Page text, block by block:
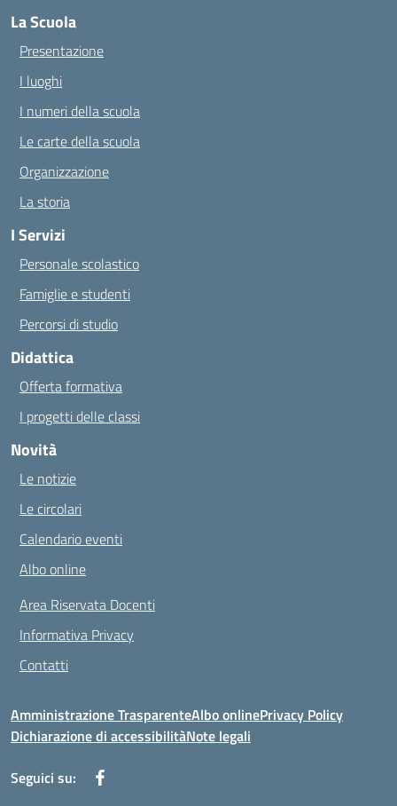
La Scuola
Presentazione
I luoghi
I numeri della scuola
Le carte della scuola
Organizzazione
La storia
I Servizi
Personale scolastico
Famiglie e studenti
Percorsi di studio
Didattica
Offerta formativa
I progetti delle classi
Novità
Le notizie
Le circolari
Calendario eventi
Albo online
Area Riservata Docenti
Informativa Privacy
Contatti
Amministrazione TrasparenteAlbo onlinePrivacy Policy
Dichiarazione di accessibilitàNote legali
Seguici su: